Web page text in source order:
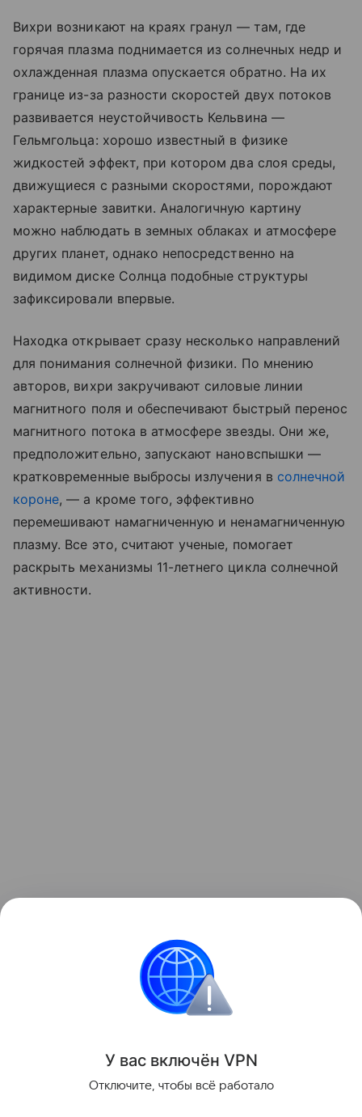
Вихри возникают на краях гранул — там, где
горячая плазма поднимается из солнечных недр и
охлажденная плазма опускается обратно. На их
границе из-за разности скоростей двух потоков
развивается неустойчивость Кельвина —
Гельмгольца: хорошо известный в физике
жидкостей эффект, при котором два слоя среды,
движущиеся с разными скоростями, порождают
характерные завитки. Аналогичную картину
можно наблюдать в земных облаках и атмосфере
других планет, однако непосредственно на
видимом диске Солнца подобные структуры
зафиксировали впервые.
Находка открывает сразу несколько направлений
для понимания солнечной физики. По мнению
авторов, вихри закручивают силовые линии
магнитного поля и обеспечивают быстрый перенос
магнитного потока в атмосфере звезды. Они же,
предположительно, запускают нановспышки —
кратковременные выбросы излучения в солнечной
короне, — а кроме того, эффективно
перемешивают намагниченную и ненамагниченную
плазму. Все это, считают ученые, помогает
раскрыть механизмы 11-летнего цикла солнечной
активности.
на видео мощный выброс плазмы из Солнца
Поделиться
У вас включён VPN
Отключите, чтобы всё работало